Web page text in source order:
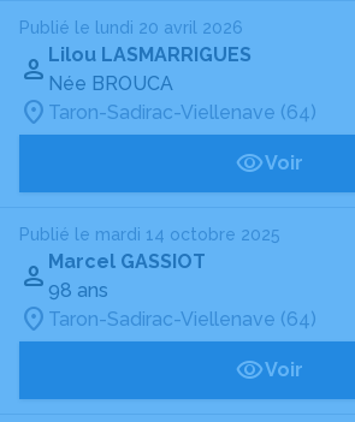
Publié le lundi 20 avril 2026
Lilou LASMARRIGUES
Née BROUCA
Taron-Sadirac-Viellenave (64)
Voir
Publié le mardi 14 octobre 2025
Marcel GASSIOT
98 ans
Taron-Sadirac-Viellenave (64)
Voir